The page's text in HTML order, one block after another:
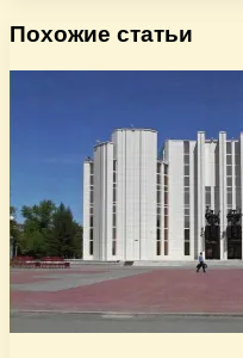
Похожие статьи